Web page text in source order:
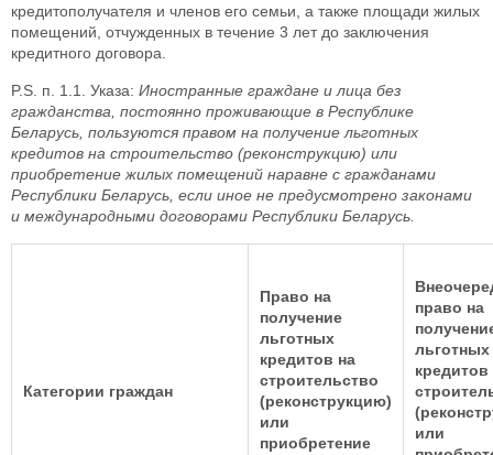
кредитополучателя и членов его семьи, а также площади жилых
помещений, отчужденных в течение 3 лет до заключения
кредитного договора.
P.S. п. 1.1. Указа: Иностранные граждане и лица без
гражданства, постоянно проживающие в Республике
Беларусь, пользуются правом на получение льготных
кредитов на строительство (реконструкцию) или
приобретение жилых помещений наравне с гражданами
Республики Беларусь, если иное не предусмотрено законами
и международными договорами Республики Беларусь.
Категории граждан
Право на
получение
льготных
кредитов на
строительство
(реконструкцию)
или
приобретение
право на
льготных
кредитов
или